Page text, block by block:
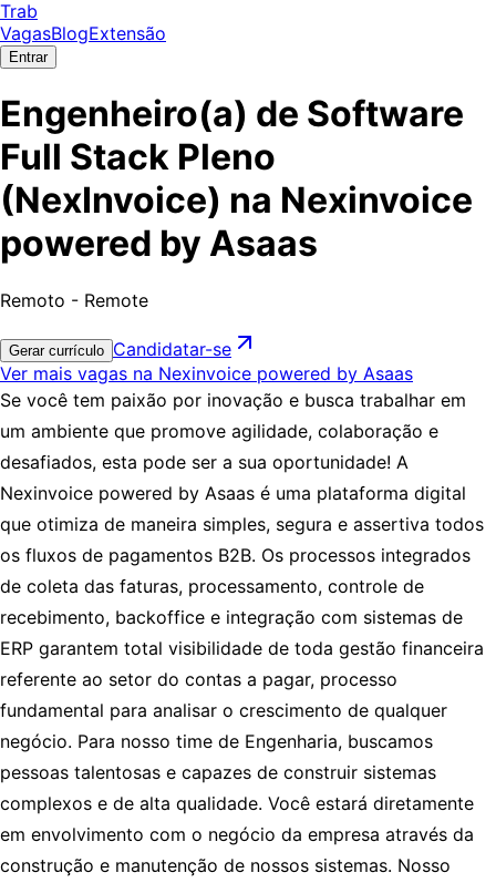
Trab
VagasBlogExtensão
Entrar
Engenheiro(a) de Software
Full Stack Pleno
(NexInvoice) na Nexinvoice
powered by Asaas
Remoto - Remote
Gerar currículo Candidatar-se
Ver mais vagas na Nexinvoice powered by Asaas
Se você tem paixão por inovação e busca trabalhar em
um ambiente que promove agilidade, colaboração e
desafiados, esta pode ser a sua oportunidade! A
Nexinvoice powered by Asaas é uma plataforma digital
que otimiza de maneira simples, segura e assertiva todos
os fluxos de pagamentos B2B. Os processos integrados
de coleta das faturas, processamento, controle de
recebimento, backoffice e integração com sistemas de
ERP garantem total visibilidade de toda gestão financeira
referente ao setor do contas a pagar, processo
fundamental para analisar o crescimento de qualquer
negócio. Para nosso time de Engenharia, buscamos
pessoas talentosas e capazes de construir sistemas
complexos e de alta qualidade. Você estará diretamente
em envolvimento com o negócio da empresa através da
construção e manutenção de nossos sistemas. Nosso